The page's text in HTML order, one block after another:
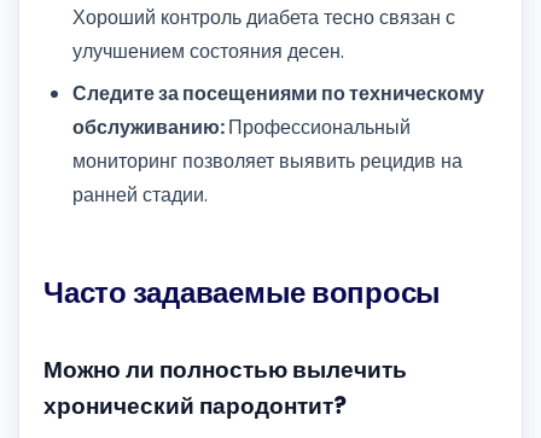
Хороший контроль диабета тесно связан с
улучшением состояния десен.
Следите за посещениями по техническому
обслуживанию:Профессиональный
мониторинг позволяет выявить рецидив на
ранней стадии.
Часто задаваемые вопросы
Можно ли полностью вылечить
хронический пародонтит?